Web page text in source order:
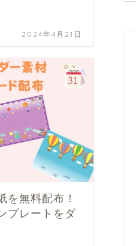
2024年4月21日
を無料配布！
プレートをダ